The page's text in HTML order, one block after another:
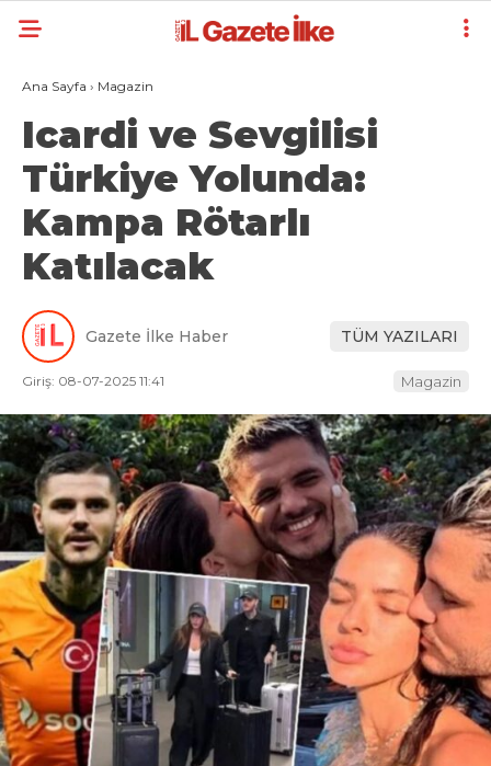
Ana Sayfa › Magazin
Icardi ve Sevgilisi
Türkiye Yolunda:
Kampa Rötarlı
Katılacak
Gazete İlke Haber TÜM YAZILARI
Giriş: 08-07-2025 11:41 Magazin